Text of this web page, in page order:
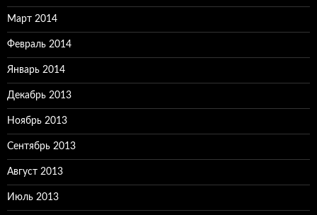
Март 2014
Февраль 2014
Январь 2014
Декабрь 2013
Ноябрь 2013
Сентябрь 2013
Август 2013
Июль 2013